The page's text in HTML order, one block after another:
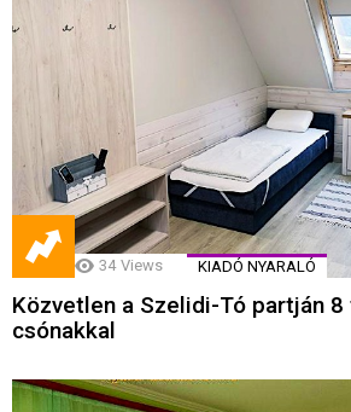
34 Views KIADÓ NYARALÓ
Közvetlen a Szelidi-Tó partján
csónakkal